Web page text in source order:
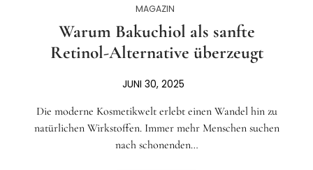
MAGAZIN
Warum Bakuchiol als sanfte
Retinol-Alternative überzeugt
JUNI 30, 2025
Die moderne Kosmetikwelt erlebt einen Wandel hin zu
natürlichen Wirkstoffen. Immer mehr Menschen suchen
nach schonenden…